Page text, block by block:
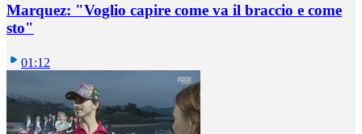
Marquez: "Voglio capire come va il braccio e come
sto"
01:12